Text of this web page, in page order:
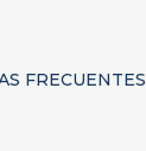
FRECUENTES